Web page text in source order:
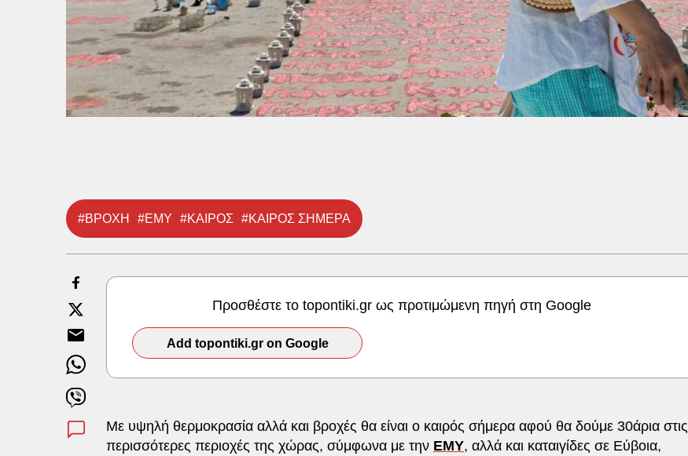
#ΒΡΟΧΗ #ΕΜΥ #ΚΑΙΡΟΣ #ΚΑΙΡΟΣ ΣΗΜΕΡΑ
Προσθέστε το topontiki.gr ως προτιμώμενη πηγή στη Google
Add topontiki.gr on Google
Με υψηλή θερμοκρασία αλλά και βροχές θα είναι ο καιρός σήμερα αφού θα δούμε 30άρια στις
περισσότερες περιοχές της χώρας, σύμφωνα με την ΕΜΥ, αλλά και καταιγίδες σε Εύβοια,